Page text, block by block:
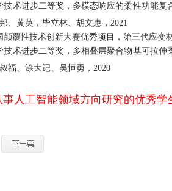
技术进步二等奖，多模态响应的柔性功能
、黄英，毕立林、胡文惠， 2021
颠覆性技术创新大赛优秀项目，第三代应变
技术进步二等奖，多相叠层聚合物基可拉
福、涂大记、吴恒勇， 2020
人工智能领域方向研究的优秀学